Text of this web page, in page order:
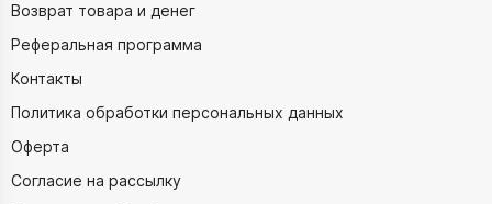
Возврат товара и денег
Реферальная программа
Контакты
Политика обработки персональных данных
Оферта
Согласие на рассылку